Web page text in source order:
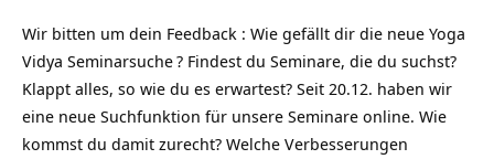
Wir bitten um dein Feedback : Wie gefällt dir die neue Yoga
Vidya Seminarsuche? Findest du Seminare, die du suchst?
Klappt alles, so wie du es erwartest? Seit 20.12. haben wir
eine neue Suchfunktion für unsere Seminare online. Wie
kommst du damit zurecht? Welche Verbesserungen